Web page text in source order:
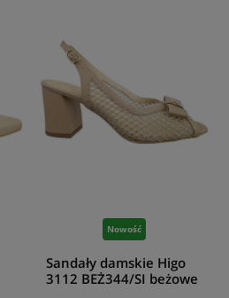
Nowość
Sandały damskie Higo
3112 BEŻ344/SI beżowe